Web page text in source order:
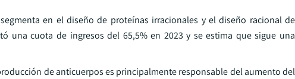
en el diseño de proteínas irracionales y el diseño racional de
una cuota de ingresos del 65,5% en 2023 y se estima que sigue una
de anticuerpos es principalmente responsable del aumento del